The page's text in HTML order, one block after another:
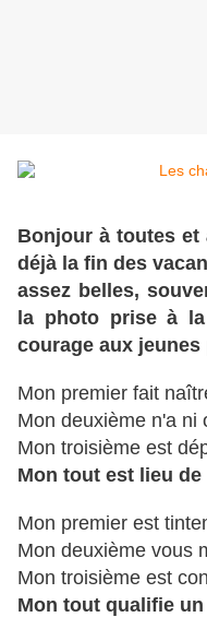
Bonjour à toutes et
déjà la fin des
assez belles,
la photo prise à
courage aux
Mon premier fait
Mon deuxième n'a ni
Mon troisième est
Mon tout est lieu de
Mon premier est
Mon deuxième vous
Mon troisième est
Mon tout qualifie